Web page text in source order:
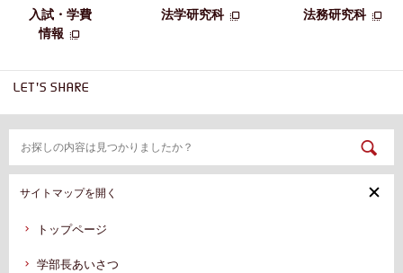
入試・学費
情報
法学研究科 法務研究科
LET'S SHARE
サイトマップを開く
トップページ
学部長あいさつ